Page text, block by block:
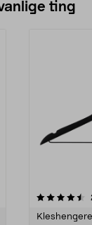
ting
Kleshengere